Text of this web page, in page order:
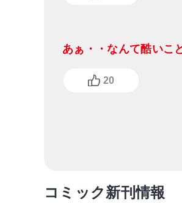
あぁ・・なんて酷いこ
20
コミック新刊情報